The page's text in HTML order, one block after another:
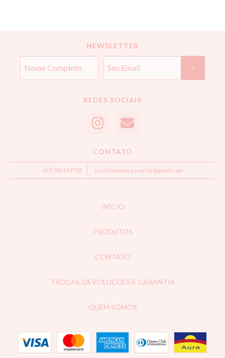
NEWSLETTER
REDES SOCIAIS
CONTATO
(85) 98119.9728 sacdeborapacessorios@gmail.com
INÍCIO
PRODUTOS
CONTATO
TROCAS, DEVOLUÇÕES E GARANTIA
QUEM SOMOS